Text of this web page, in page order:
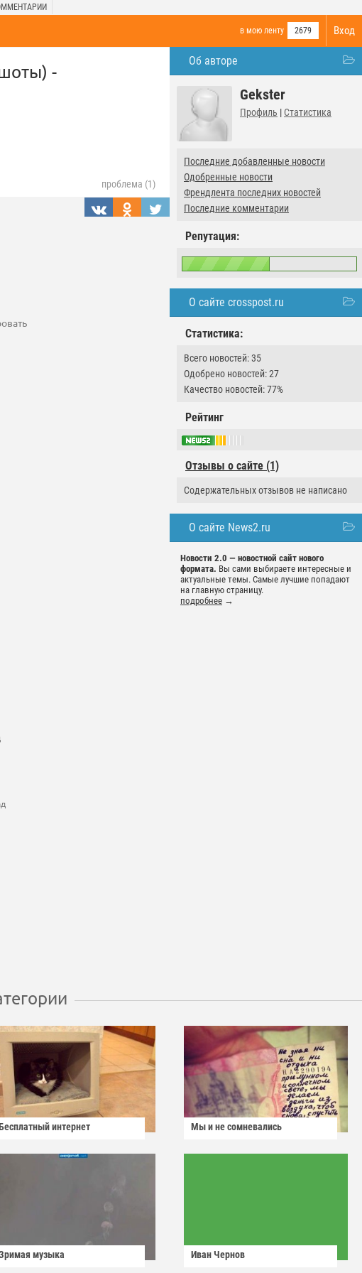
Вход
в мою ленту 2679
Об авторе
Gekster
Профиль | Статистика
Последние добавленные новости
Одобренные новости
Френдлента последних новостей
Последние комментарии
Репутация:
О сайте crosspost.ru
Статистика:
Всего новостей: 35
Одобрено новостей: 27
Качество новостей: 77%
Рейтинг
Отзывы о сайте (1)
Содержательных отзывов не написано
О сайте News2.ru
Новости 2.0 — новостной сайт нового
формата. Вы сами выбираете интересные и
актуальные темы. Самые лучшие попадают
на главную страницу.
подробнее →
-
проблема (1)
интернет Мы и не сомневались
музыка Иван Чернов